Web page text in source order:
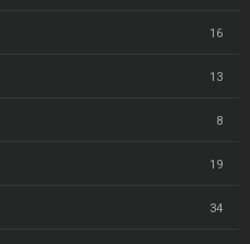
16
13
8
19
34